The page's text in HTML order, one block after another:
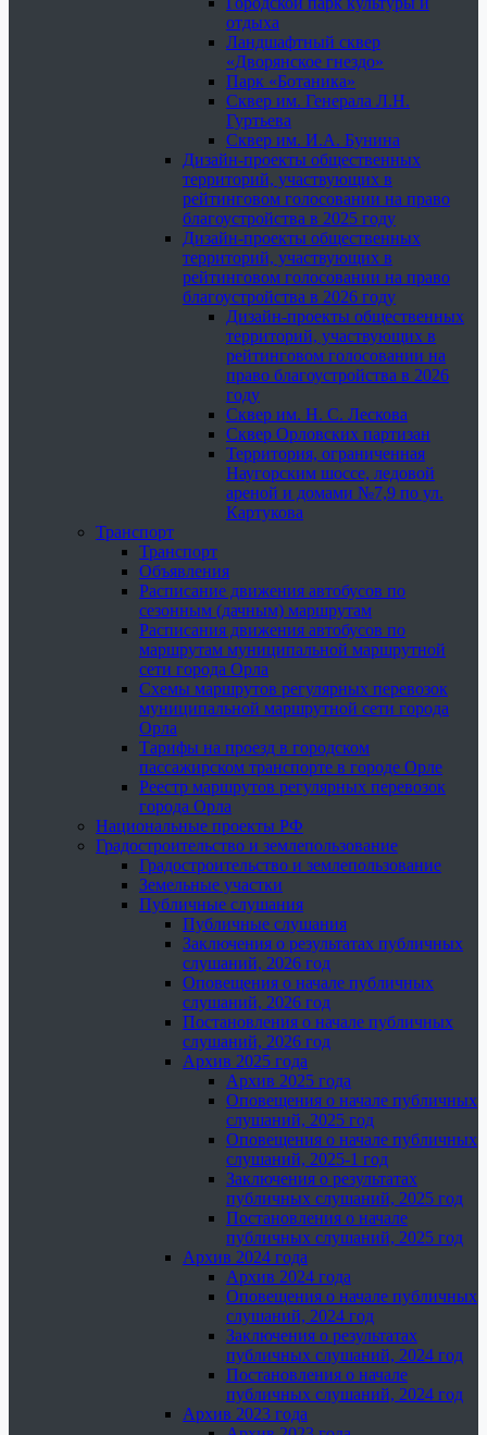
отдыха
Ландшафтный сквер
«Дворянское гнездо»
Парк «Ботаника»
Сквер им. Генерала Л.Н.
Гуртьева
Сквер им. И.А. Бунина
Дизайн-проекты общественных
территорий, участвующих в
рейтинговом голосовании на право
благоустройства в 2025 году
Дизайн-проекты общественных
территорий, участвующих в
рейтинговом голосовании на право
благоустройства в 2026 году
Дизайн-проекты общественных
территорий, участвующих в
рейтинговом голосовании на
право благоустройства в 2026
году
Сквер им. Н. С. Лескова
Сквер Орловских партизан
Территория, ограниченная
Наугорским шоссе, ледовой
ареной и домами №7,9 по ул.
Картукова
Транспорт
Транспорт
Объявления
Расписание движения автобусов по
сезонным (дачным) маршрутам
Расписания движения автобусов по
маршрутам муниципальной маршрутной
сети города Орла
Схемы маршрутов регулярных перевозок
муниципальной маршрутной сети города
Орла
Тарифы на проезд в городском
пассажирском транспорте в городе Орле
Реестр маршрутов регулярных перевозок
города Орла
Национальные проекты РФ
Градостроительство и землепользование
Градостроительство и землепользование
Земельные участки
Публичные слушания
Публичные слушания
Заключения о результатах публичных
слушаний, 2026 год
Оповещения о начале публичных
слушаний, 2026 год
Постановления о начале публичных
слушаний, 2026 год
Архив 2025 года
Архив 2025 года
Оповещения о начале публичных
слушаний, 2025 год
Оповещения о начале публичных
слушаний, 2025-1 год
Заключения о результатах
публичных слушаний, 2025 год
Постановления о начале
публичных слушаний, 2025 год
Архив 2024 года
Архив 2024 года
Оповещения о начале публичных
слушаний, 2024 год
Заключения о результатах
публичных слушаний, 2024 год
Постановления о начале
публичных слушаний, 2024 год
Архив 2023 года